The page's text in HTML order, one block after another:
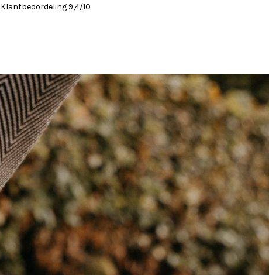
Klantbeoordeling 9,4/10